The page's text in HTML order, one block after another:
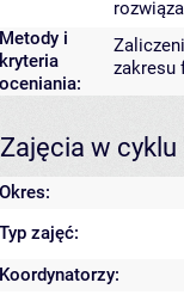
Metody i
kryteria
oceniania:
zakresu
Zajęcia w
Okres:
Typ zajęć:
Koordynatorzy: